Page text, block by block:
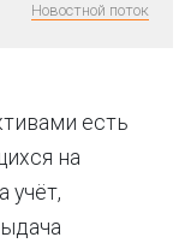
Новостной поток
есть
на
учёт,